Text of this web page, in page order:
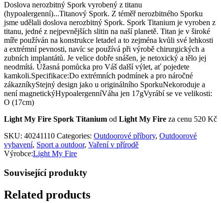
Doslova nerozbitný Spork vyrobený z titanu
(hypoalergenní)...Titanový Spork. Z téměř nerozbitného Sporku
jsme udělali doslova nerozbitný Spork. Spork Titanium je vyroben z
titanu, jedné z nejpevnějších slitin na naší planetě. Titan je v široké
míře používán na konstrukce letadel a to zejména kvůli své lehkosti
a extrémní pevnosti, navíc se používá při výrobě chirurgických a
zubních implantátů. Je velice dobře snášen, je netoxický a tělo jej
neodmítá. Úžasná pomůcka pro Váš další výlet, ať pojedete
kamkoli.Specifikace:Do extrémních podmínek a pro náročné
zákazníkyStejný design jako u originálního SporkuNekoroduje a
není magnetickýHypoalergenníVáha jen 17gVyrábí se ve velikosti:
O (17cm)
Light My Fire Spork Titanium od Light My Fire za cenu 520 Kč
SKU: 40241110 Categories: Outdoorové příbory, Outdoorové
vybavení, Sport a outdoor, Vaření v přírodě
Výrobce:Light My Fire
Související produkty
Related products